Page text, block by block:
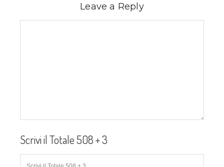
Leave a Reply
Scrivi il Totale 508 + 3